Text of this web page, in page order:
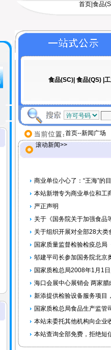
首页 食品
食品(SC)| 食品(QS)
首页--新闻广场
滚动新闻>>
商业单位小心了：“王海”的
本站新增专为商业单位和工
严正声明
关于《国务院关于加强食品
关于组织开展对全部28大类
国家质量监督检验检疫总
邬建平司长参加国务院北京
国家质检总局2008年1月1
海口会展中心展销会 两家腊
新添提供检验设备服务项目
国家质检总局食品生产监管
本站未委托其他机构向企业
本站查询全部免费，拒绝短